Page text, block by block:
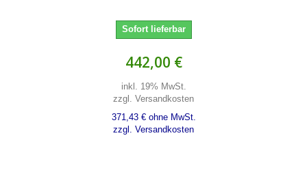
Sofort lieferbar
442,00 €
inkl. 19% MwSt.
zzgl. Versandkosten
371,43 € ohne MwSt.
zzgl. Versandkosten